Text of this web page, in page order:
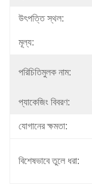
উৎপত্তি স্থল:
মূল্য:
পরিচিতিমুলক নাম:
প্যাকেজিং বিবরণ:
যোগানের ক্ষমতা:
বিশেষভাবে তুলে ধরা: